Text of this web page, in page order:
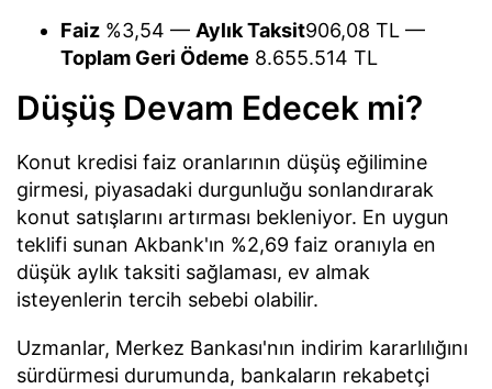
Faiz %3,54 — Aylık Taksit906,08 TL —
Toplam Geri Ödeme 8.655.514 TL
Düşüş Devam Edecek mi?
Konut kredisi faiz oranlarının düşüş eğilimine
girmesi, piyasadaki durgunluğu sonlandırarak
konut satışlarını artırması bekleniyor. En uygun
teklifi sunan Akbank'ın %2,69 faiz oranıyla en
düşük aylık taksiti sağlaması, ev almak
isteyenlerin tercih sebebi olabilir.
Uzmanlar, Merkez Bankası'nın indirim kararlılığını
sürdürmesi durumunda, bankaların rekabetçi